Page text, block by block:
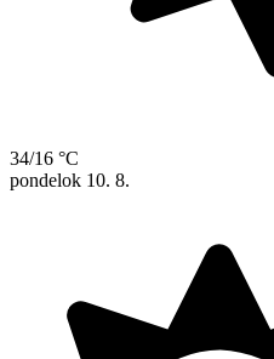
34/16 °C
pondelok 10. 8.